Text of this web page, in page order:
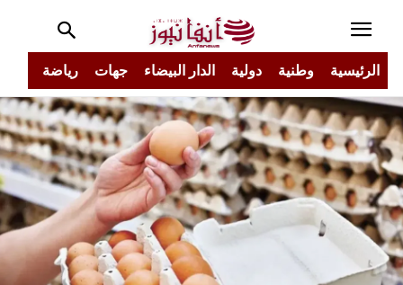
الرئيسية وطنية دولية الدار البيضاء جهات رياضة